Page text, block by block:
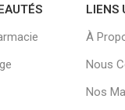
LIENS
À
Nous
Nos